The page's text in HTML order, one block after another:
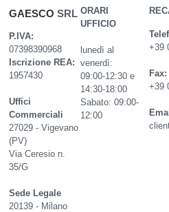
GAESCO SRL ORARI
UFFICIO
lunedì al
venerdì:
09:00-12:30 e
14:30-18:00
Sabato: 09:00-
12:00
+39
Fax:
+39
P.IVA:
07398390968
Iscrizione REA:
1957430
Uffici
Commerciali
27029 - Vigevano
(PV)
Via Ceresio n.
35/G
Sede Legale
20139 - Milano